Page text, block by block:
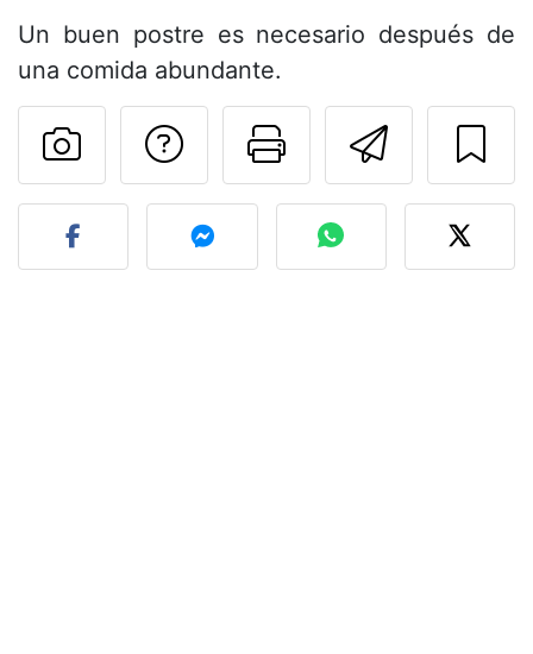
Un buen postre es necesario después de
una comida abundante.
Imprimir
Preguntar al autor
Publicar la foto de esta